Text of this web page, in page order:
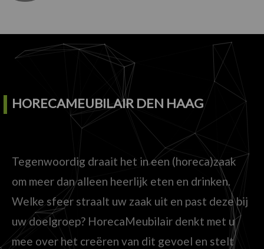
HORECAMEUBILAIR DEN HAAG
Tegenwoordig draait het in een (horeca)zaak
om meer dan alleen heerlijk eten en drinken.
Welke sfeer straalt uw zaak uit en past deze bij
uw doelgroep? HorecaMeubilair denkt met u
mee over het creëren van dit gevoel en stelt